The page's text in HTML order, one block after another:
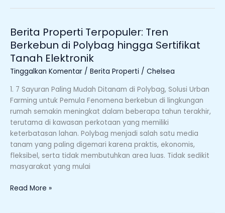
Berita Properti Terpopuler: Tren
Berkebun di Polybag hingga Sertifikat
Tanah Elektronik
Tinggalkan Komentar / Berita Properti / Chelsea
1. 7 Sayuran Paling Mudah Ditanam di Polybag, Solusi Urban
Farming untuk Pemula Fenomena berkebun di lingkungan
rumah semakin meningkat dalam beberapa tahun terakhir,
terutama di kawasan perkotaan yang memiliki
keterbatasan lahan. Polybag menjadi salah satu media
tanam yang paling digemari karena praktis, ekonomis,
fleksibel, serta tidak membutuhkan area luas. Tidak sedikit
masyarakat yang mulai
Berita
Properti
Terpopuler:
Tren
Berkebun
di
Polybag
hingga
Sertifikat
Tanah
Elektronik
Read More »